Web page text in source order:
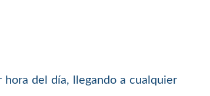
del día, llegando a cualquier